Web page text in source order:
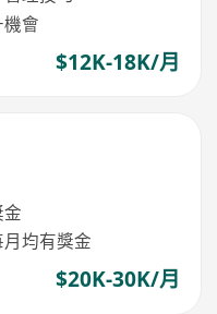
會
$12K-18K/月
均有獎金
$20K-30K/月